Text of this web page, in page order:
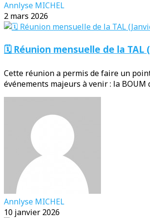
Annlyse MICHEL
2 mars 2026
🗓️ Réunion mensuelle de la TAL
Cette réunion a permis de faire un
événements majeurs à venir : la BOUM
Annlyse MICHEL
10 janvier 2026